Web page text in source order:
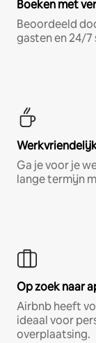
Boeken met
Beoordeeld
gasten en 24/
Ga je voor je
lange termijn
Op zoek naar
Airbnb heeft
ideaal voor
overplaatsing.